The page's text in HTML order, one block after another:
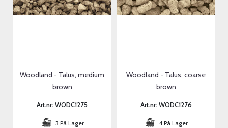
Woodland - Talus, medium
brown
Art.nr: WODC1275
3 På Lager
Woodland - Talus, coarse
brown
Art.nr: WODC1276
4 På Lager